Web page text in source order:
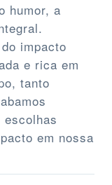
humor, a
impacto
e rica em
tanto
escolhas
em nossa